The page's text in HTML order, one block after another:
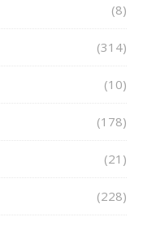
(8)
(314)
(10)
(178)
(21)
(228)